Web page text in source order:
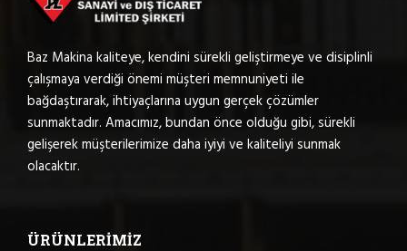
Baz Makina kaliteye, kendini sürekli geliştirmeye ve disiplinli
çalışmaya verdiği önemi müşteri memnuniyeti ile
bağdaştırarak, ihtiyaçlarına uygun gerçek çözümler
sunmaktadır. Amacımız, bundan önce olduğu gibi, sürekli
gelişerek müşterilerimize daha iyiyi ve kaliteliyi sunmak
olacaktır.
ÜRÜNLERIMIZ